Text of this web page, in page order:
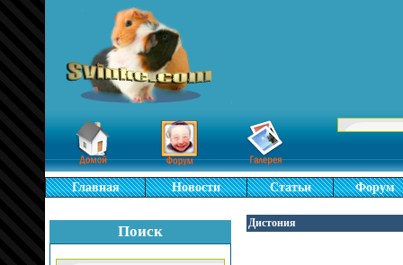
Главная Новости Статьи Форум
Поиск Дистония